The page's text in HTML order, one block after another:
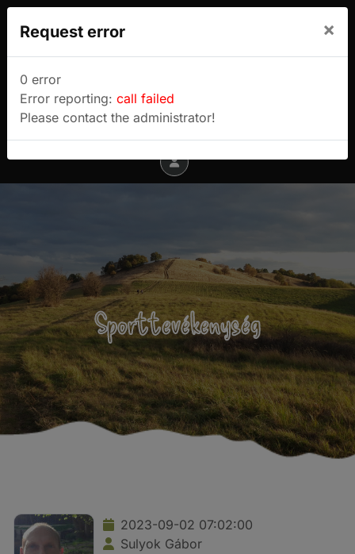
Sulyok Gábor túrablogja
Menu
Sporttevékenység
2023-09-02 07:02:00
Sulyok Gábor
Request error ×
0 error
Error reporting: call failed
Please contact the administrator!